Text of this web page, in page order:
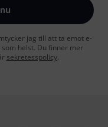
jag till att ta emot e-
helst. Du finner mer
sekretesspolicy.